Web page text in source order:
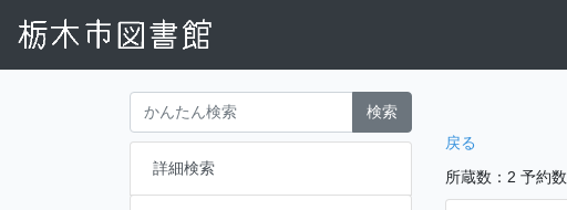
検索
詳細検索
戻る
所蔵数：2 予約